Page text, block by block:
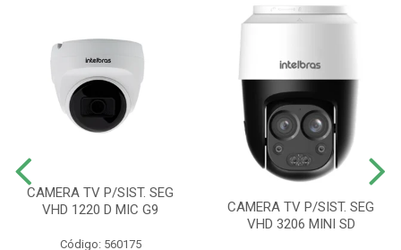
CAMERA TV P/SIST. SEG
VHD 1220 D MIC G9
Código: 560175
CAMERA TV P/SIST. SEG
VHD 3206 MINI SD